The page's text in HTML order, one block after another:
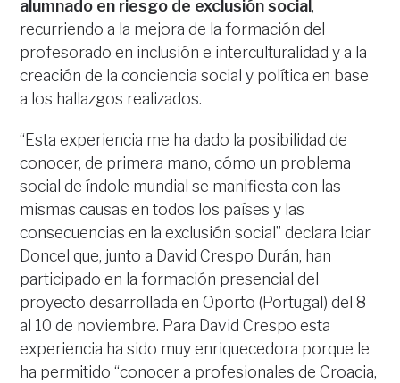
alumnado en riesgo de exclusión social,
recurriendo a la mejora de la formación del
profesorado en inclusión e interculturalidad y a la
creación de la conciencia social y política en base
a los hallazgos realizados.
“Esta experiencia me ha dado la posibilidad de
conocer, de primera mano, cómo un problema
social de índole mundial se manifiesta con las
mismas causas en todos los países y las
consecuencias en la exclusión social” declara Iciar
Doncel que, junto a David Crespo Durán, han
participado en la formación presencial del
proyecto desarrollada en Oporto (Portugal) del 8
al 10 de noviembre. Para David Crespo esta
experiencia ha sido muy enriquecedora porque le
ha permitido “conocer a profesionales de Croacia,